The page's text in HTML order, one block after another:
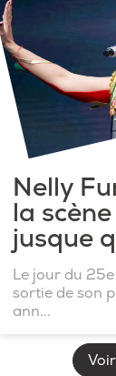
Nelly
la
jusque
Le jour du
sortie de son
ann...